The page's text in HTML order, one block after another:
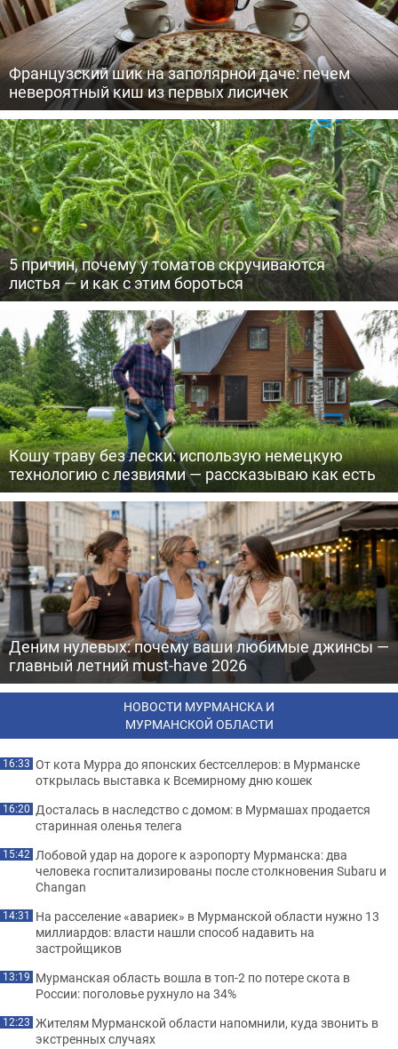
Французский шик на заполярной даче: печем
невероятный киш из первых лисичек
5 причин, почему у томатов скручиваются
листья — и как с этим бороться
Кошу траву без лески: использую немецкую
технологию с лезвиями — рассказываю как есть
Деним нулевых: почему ваши любимые джинсы —
главный летний must-have 2026
НОВОСТИ МУРМАНСКА И
МУРМАНСКОЙ ОБЛАСТИ
16:33 От кота Мурра до японских бестселлеров: в Мурманске
открылась выставка к Всемирному дню кошек
16:20 Досталась в наследство с домом: в Мурмашах продается
старинная оленья телега
15:42 Лобовой удар на дороге к аэропорту Мурманска: два
человека госпитализированы после столкновения Subaru и
Changan
14:31 На расселение «авариек» в Мурманской области нужно 13
миллиардов: власти нашли способ надавить на
застройщиков
13:19 Мурманская область вошла в топ-2 по потере скота в
России: поголовье рухнуло на 34%
12:23 Жителям Мурманской области напомнили, куда звонить в
экстренных случаях